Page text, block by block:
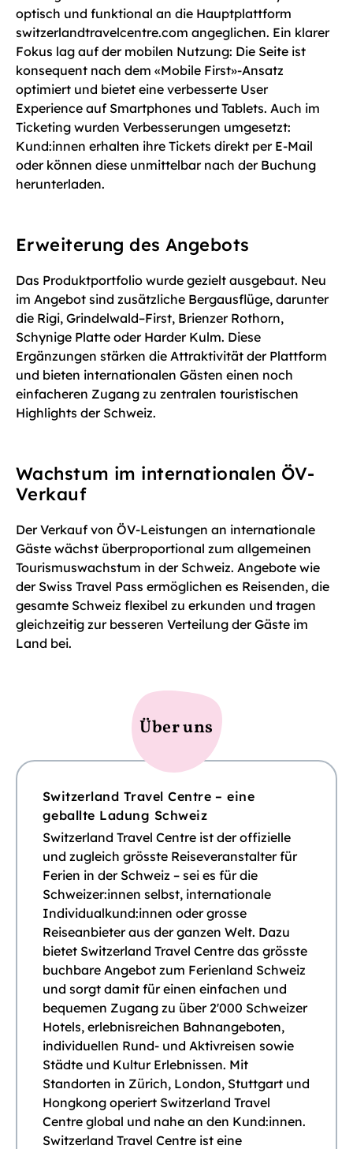
optisch und funktional an die Hauptplattform
switzerlandtravelcentre.com angeglichen. Ein klarer
Fokus lag auf der mobilen Nutzung: Die Seite ist
konsequent nach dem «Mobile First»-Ansatz
optimiert und bietet eine verbesserte User
Experience auf Smartphones und Tablets. Auch im
Ticketing wurden Verbesserungen umgesetzt:
Kund:innen erhalten ihre Tickets direkt per E-Mail
oder können diese unmittelbar nach der Buchung
herunterladen.
Erweiterung des Angebots
Das Produktportfolio wurde gezielt ausgebaut. Neu
im Angebot sind zusätzliche Bergausflüge, darunter
die Rigi, Grindelwald–First, Brienzer Rothorn,
Schynige Platte oder Harder Kulm. Diese
Ergänzungen stärken die Attraktivität der Plattform
und bieten internationalen Gästen einen noch
einfacheren Zugang zu zentralen touristischen
Highlights der Schweiz.
Wachstum im internationalen ÖV-
Verkauf
Der Verkauf von ÖV-Leistungen an internationale
Gäste wächst überproportional zum allgemeinen
Tourismuswachstum in der Schweiz. Angebote wie
der Swiss Travel Pass ermöglichen es Reisenden, die
gesamte Schweiz flexibel zu erkunden und tragen
gleichzeitig zur besseren Verteilung der Gäste im
Land bei.
Über uns
Switzerland Travel Centre – eine
geballte Ladung Schweiz
Switzerland Travel Centre ist der offizielle
und zugleich grösste Reiseveranstalter für
Ferien in der Schweiz – sei es für die
Schweizer:innen selbst, internationale
Individualkund:innen oder grosse
Reiseanbieter aus der ganzen Welt. Dazu
bietet Switzerland Travel Centre das grösste
buchbare Angebot zum Ferienland Schweiz
und sorgt damit für einen einfachen und
bequemen Zugang zu über 2'000 Schweizer
Hotels, erlebnisreichen Bahnangeboten,
individuellen Rund- und Aktivreisen sowie
Städte und Kultur Erlebnissen. Mit
Standorten in Zürich, London, Stuttgart und
Hongkong operiert Switzerland Travel
Centre global und nahe an den Kund:innen.
Switzerland Travel Centre ist eine